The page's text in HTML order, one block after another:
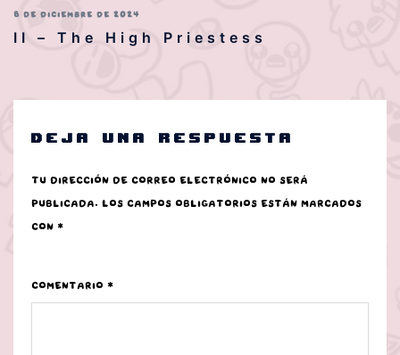
8 DE DICIEMBRE DE 2024
II – The High Priestess
Deja una respuesta
Tu dirección de correo electrónico no será
publicada. Los campos obligatorios están marcados
con *
Comentario *